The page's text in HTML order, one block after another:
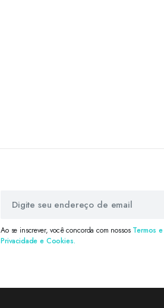
Ao se inscrever, você concorda com nossos Termos
Privacidade e Cookies.